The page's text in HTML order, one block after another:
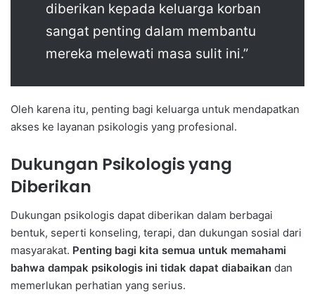
diberikan kepada keluarga korban
sangat penting dalam membantu
mereka melewati masa sulit ini.”
Oleh karena itu, penting bagi keluarga untuk mendapatkan
akses ke layanan psikologis yang profesional.
Dukungan Psikologis yang
Diberikan
Dukungan psikologis dapat diberikan dalam berbagai
bentuk, seperti konseling, terapi, dan dukungan sosial dari
masyarakat. Penting bagi kita semua untuk memahami
bahwa dampak psikologis ini tidak dapat diabaikan dan
memerlukan perhatian yang serius.